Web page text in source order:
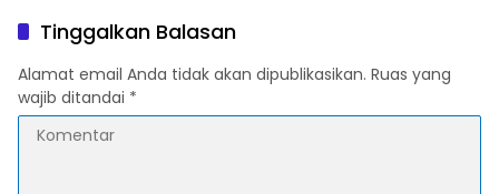
Tinggalkan Balasan
Alamat email Anda tidak akan dipublikasikan. Ruas yang
wajib ditandai *